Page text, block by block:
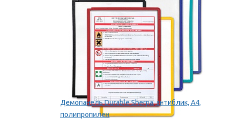
Демопанель Durable Sherpa, антиблик, А4,
полипропилен